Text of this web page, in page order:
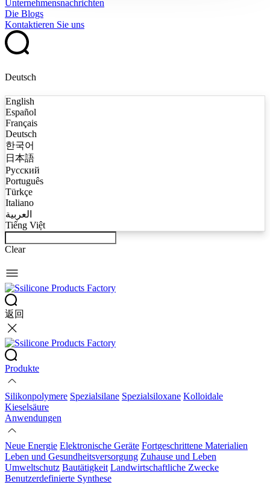
Unternehmensnachrichten
Die Blogs
Kontaktieren Sie uns
Deutsch
English
Español
Français
Deutsch
한국어
日本語
Русский
Português
Türkçe
Italiano
العربية
Tiếng Việt
Clear
返回
Produkte
Silikonpolymere Spezialsilane Spezialsiloxane Kolloidale
Kieselsäure
Anwendungen
Neue Energie Elektronische Geräte Fortgeschrittene Materialien
Leben und Gesundheitsversorgung Zuhause und Leben
Umweltschutz Bautätigkeit Landwirtschaftliche Zwecke
Benutzerdefinierte Synthese